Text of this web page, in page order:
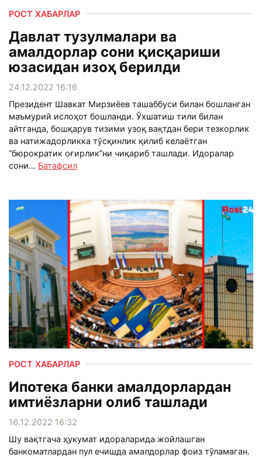
РОСТ ХАБАРЛАР
Давлат тузулмалари ва
амалдорлар сони қисқариши
юзасидан изоҳ берилди
24.12.2022 16:16
Президент Шавкат Мирзиёев ташаббуси билан бошланган
маъмурий ислоҳот бошланди. Ўхшатиш тили билан
айтганда, бошқарув тизими узоқ вақтдан бери тезкорлик
ва натижадорликка тўсқинлик қилиб келаётган
“бюрократик оғирлик”ни чиқариб ташлади. Идоралар
сони... Батафсил
РОСТ ХАБАРЛАР
Ипотека банки амалдорлардан
имтиёзларни олиб ташлади
16.12.2022 16:32
Шу вақтгача ҳукумат идораларида жойлашган
банкоматлардан пул ечишда амалдорлар фоиз тўламаган.